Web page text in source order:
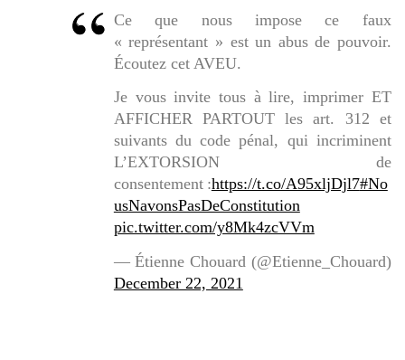
Ce que nous impose ce faux
« représentant » est un abus de pouvoir.
Écoutez cet AVEU.
Je vous invite tous à lire, imprimer ET
AFFICHER PARTOUT les art. 312 et
suivants du code pénal, qui incriminent
L’EXTORSION de
consentement :https://t.co/A95xljDjl7#No
usNavonsPasDeConstitution
pic.twitter.com/y8Mk4zcVVm
— Étienne Chouard (@Etienne_Chouard)
December 22, 2021